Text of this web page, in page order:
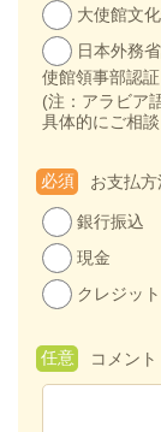
大使館文
日本外務
使館領事部認証
(注：アラビア
具体的にご相
お支払方
必須
銀行振込
現金
クレジッ
コメント
任意